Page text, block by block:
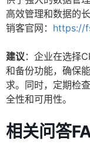
高效管理和数据的
销客官网： https://
建议：企业在选择
和备份功能，确保
求。同时，定期检
全性和可用性。
相关问答